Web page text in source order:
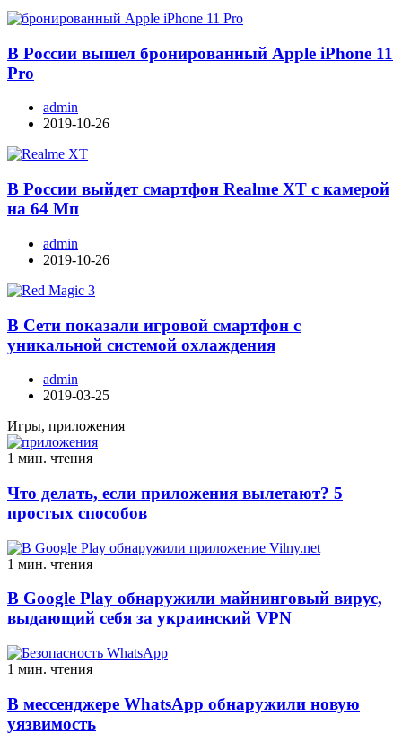
В России вышел бронированный Apple iPhone 11
Pro
admin
2019-10-26
В России выйдет смартфон Realme XT с камерой
на 64 Мп
admin
2019-10-26
В Сети показали игровой смартфон с
уникальной системой охлаждения
admin
2019-03-25
Игры, приложения
1 мин. чтения
Что делать, если приложения вылетают? 5
простых способов
1 мин. чтения
В Google Play обнаружили майнинговый вирус,
выдающий себя за украинский VPN
1 мин. чтения
В мессенджере WhatsApp обнаружили новую
уязвимость